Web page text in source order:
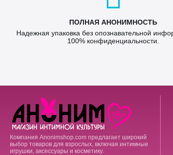
ПОЛНАЯ АНОНИМНОСТЬ
Надежная упаковка без опознавательной
100% конфиденциальности.
Компания Anonimshop.com предлагает широкий
выбор товаров для взрослых, включая интимные
игрушки, аксессуары и косметику.